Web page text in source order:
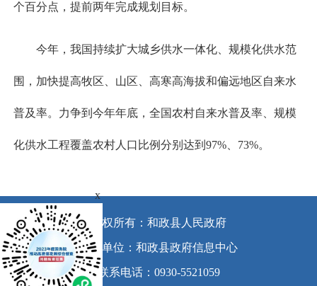
个百分点，提前两年完成规划目标。
今年，我国持续扩大城乡供水一体化、规模化供水范
围，加快提高牧区、山区、高寒高海拔和偏远地区自来水
普及率。力争到今年年底，全国农村自来水普及率、规模
化供水工程覆盖农村人口比例分别达到97%、73%。
版权所有：和政县人民政府
承办单位：和政县政府信息中心
联系电话：0930-5521059
x